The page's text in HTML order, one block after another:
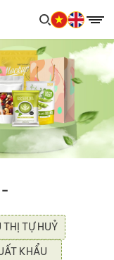
THỊ TỰ HUỶ
KHẨU